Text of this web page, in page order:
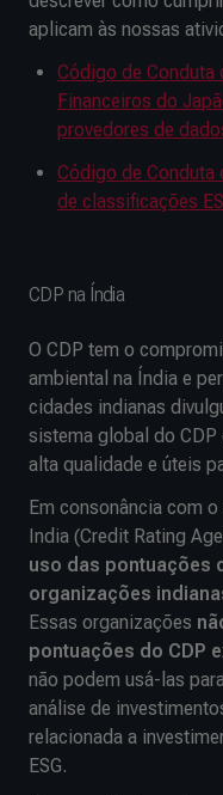
aplicam às nossas
Código de Conduta
Financeiros do
provedores de
Código de Conduta
de classificações
CDP na Índia
O CDP tem o
ambiental na Índia e
cidades indianas
sistema global do
alta qualidade e úteis
Em consonância com
India (Credit Rating
uso das pontuações
organizações
Essas organizações
pontuações do CDP
não podem usá-las
análise de
relacionada a
ESG.